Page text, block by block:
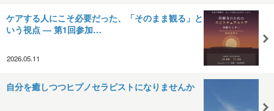
ケアする人にこそ必要だった、「そのまま観る」と
いう視点 — 第1回参加…
2026.05.11
自分を癒しつつヒプノセラピストになりませんか